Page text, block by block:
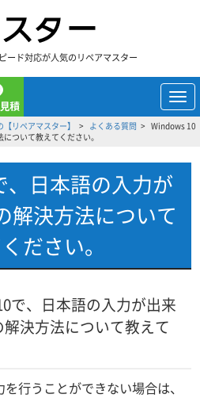
ード対応が人気のリペアマスター
メ
ニ
ュ
リペアマスター】 よくある質問
Windows 10
ついて教えてください。
日本語の入力が
解決方法について
ださい。
で、日本語の入力が出来
決方法について教えて
行うことができない場合は、